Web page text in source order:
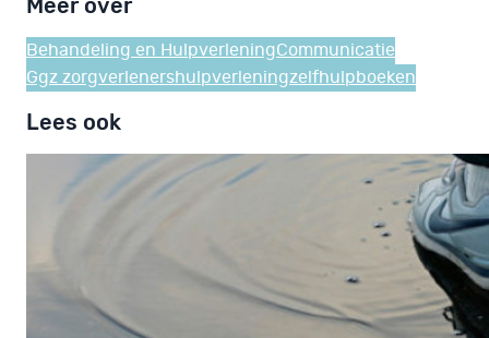
Meer over
Behandeling en HulpverleningCommunicatie
Ggz zorgverlenershulpverleningzelfhulpboeken
Lees ook